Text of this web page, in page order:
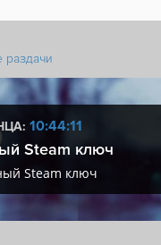
раздачи
10:44:10
Steam ключ
Steam ключ